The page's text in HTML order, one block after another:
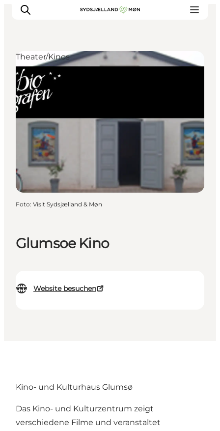
Erleben
Städte und Orte
Events
Essen
Unterkunft
Reise planen
Glumsoe Kino
Website besuchen
Theater/Kinos
Foto: Visit Sydsjælland & Møn
Kino- und Kulturhaus Glumsø
Das Kino- und Kulturzentrum zeigt
verschiedene Filme und veranstaltet